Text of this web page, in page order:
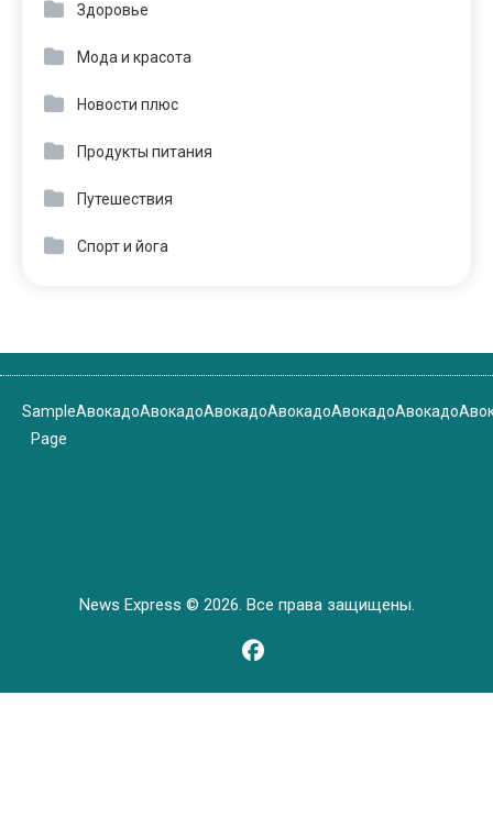
Здоровье
Мода и красота
Новости плюс
Продукты питания
Путешествия
Спорт и йога
Sample
Page
АвокадоАвокадоАвокадоАвокадоАвокадоАвокадо
News Express © 2026. Все права защищены.